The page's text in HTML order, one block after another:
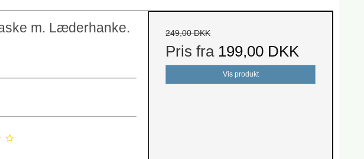
m. Læderhanke. 249,00 DKK
Pris fra 199,00 DKK
Vis produkt